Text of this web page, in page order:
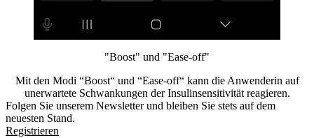
"Boost" und "Ease-off"
Mit den Modi “Boost“ und “Ease-off“ kann die Anwenderin auf
unerwartete Schwankungen der Insulinsensitivität reagieren.
Folgen Sie unserem Newsletter und bleiben Sie stets auf dem
neuesten Stand.
Registrieren